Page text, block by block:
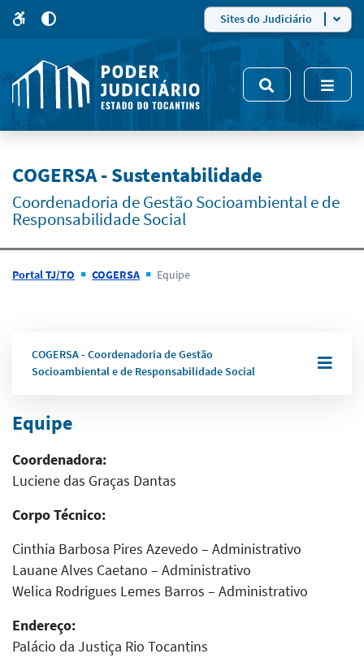
site
modo
de
alto
Sites do Judiciário
COGERSA - Sustentabilidade
Coordenadoria de Gestão Socioambiental e de
Responsabilidade Social
Portal TJ/TO COGERSA Equipe
COGERSA - Coordenadoria de Gestão
Socioambiental e de Responsabilidade Social
Equipe
Coordenadora:
Luciene das Graças Dantas
Corpo Técnico:
Cinthia Barbosa Pires Azevedo – Administrativo
Lauane Alves Caetano – Administrativo
Welica Rodrigues Lemes Barros – Administrativo
Endereço:
Palácio da Justiça Rio Tocantins